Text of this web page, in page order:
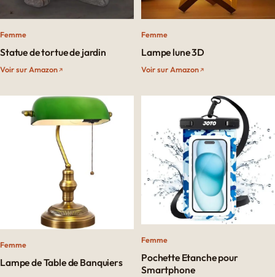
Femme
Statue de tortue de jardin
Voir sur Amazon
Femme
Lampe lune 3D
Voir sur Amazon
Femme
Lampe de Table de Banquiers
Femme
Pochette Etanche pour
Smartphone​